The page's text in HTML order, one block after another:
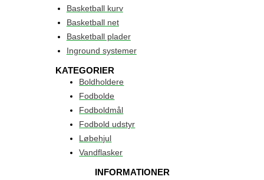
Basketball kurv
Basketball net
Basketball plader
Inground systemer
KATEGORIER
Boldholdere
Fodbolde
Fodboldmål
Fodbold udstyr
Løbehjul
Vandflasker
INFORMATIONER